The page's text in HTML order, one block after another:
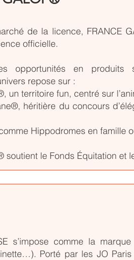
de la licence, FRANCE
officielle.
opportunités en produits
repose sur :
un territoire fun, centré sur
héritière du concours
Hippodromes en famille
soutient le Fonds Équitation et
s’impose comme la
Porté par les JO